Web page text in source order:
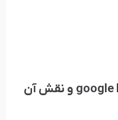
آموزش google keyword planner و نقش آن